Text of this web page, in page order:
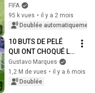
rugissent et
surprennent
Maradona,
FIFA
95 k vues • il y a 2 mois
Doublée automatiquement
10 BUTS DE PELÉ
QUI ONT CHOQUÉ LE
MONDE
Gustavo Marques
1,2 M de vues • il y a 6 mois
Doublée